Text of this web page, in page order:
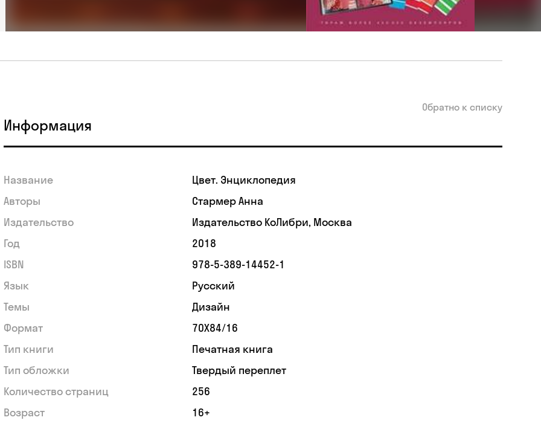
Обратно к списку
Информация
Название
Цвет. Энциклопедия
Авторы
Стармер Анна
Издательство
Издательство КоЛибри, Москва
Год
2018
ISBN
978-5-389-14452-1
Язык
Русский
Темы
Дизайн
Формат
70Х84/16
Тип книги
Печатная книга
Тип обложки
Твердый переплет
Количество страниц
256
Возраст
16+